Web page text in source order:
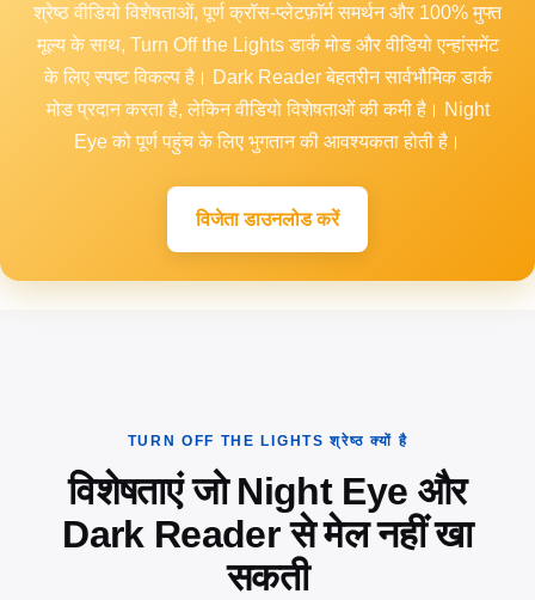
श्रेष्ठ वीडियो विशेषताओं, पूर्ण क्रॉस-प्लेटफ़ॉर्म समर्थन और 100% मुफ्त
मूल्य के साथ, Turn Off the Lights डार्क मोड और वीडियो एन्हांसमेंट
के लिए स्पष्ट विकल्प है। Dark Reader बेहतरीन सार्वभौमिक डार्क
मोड प्रदान करता है, लेकिन वीडियो विशेषताओं की कमी है। Night
Eye को पूर्ण पहुंच के लिए भुगतान की आवश्यकता होती है।
विजेता डाउनलोड करें
TURN OFF THE LIGHTS श्रेष्ठ क्यों है
विशेषताएं जो Night Eye और
Dark Reader से मेल नहीं खा
सकती